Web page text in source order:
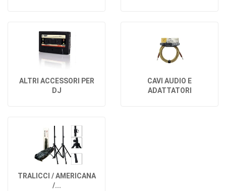
ALTRI ACCESSORI PER
DJ
CAVI AUDIO E
ADATTATORI
TRALICCI / AMERICANA
/...